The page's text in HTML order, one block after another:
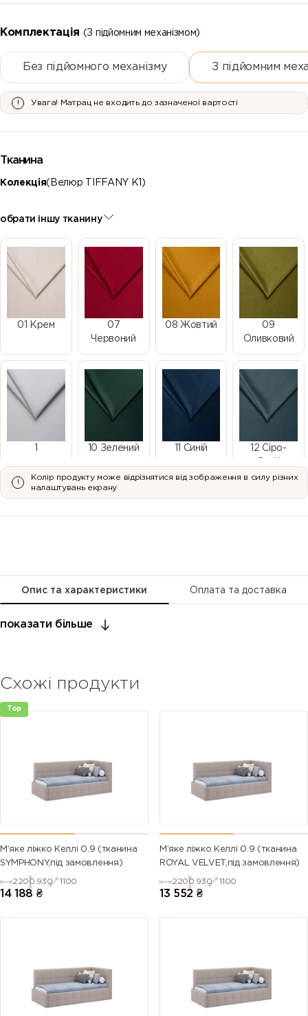
Комплектація (З підйомним механізмом)
Без підйомного механізму З підйомним
Увага! Матрац не входить до зазначеної вартості
Тканина
Колекція(Велюр TIFFANY K1)
обрати іншу тканину
01 Крем
07
Червоний
08 Жовтий
09
Оливковий
10 Зелений 11 Синій
12 Сіро-
18 Сірий
19 Темно-
Сірий
25 Темно-
Синій
29 Світло-
Коричневий
31
33
35 Хакі 37 Темно-
Колір продукту може відрізнятися від зображення в силу різних
налаштувань екрану
Опис та характеристики Оплата та доставка
показати більше
Схожі продукти
Top
М’яке ліжко Келлі 0.9 (тканина
SYMPHONY,під замовлення)
2200 930 1100
14 188 ₴
М’яке ліжко Келлі 0.9 (тканина
ROYAL VELVET,під замовлення)
2200 930 1100
13 552 ₴